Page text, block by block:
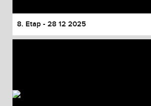
8. Etap - 28 12 2025